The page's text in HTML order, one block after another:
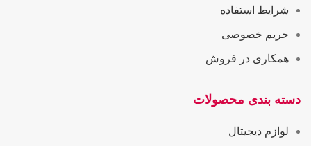
شرایط استفاده
حریم خصوصی
همکاری در فروش
دسته بندی محصولات
لوازم دیجیتال